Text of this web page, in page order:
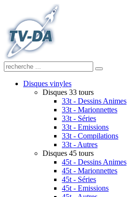
Disques vinyles
Disques 33 tours
33t - Dessins Animes
33t - Marionnettes
33t - Séries
33t - Emissions
33t - Compilations
33t - Autres
Disques 45 tours
45t - Dessins Animes
45t - Marionnettes
45t - Séries
45t - Emissions